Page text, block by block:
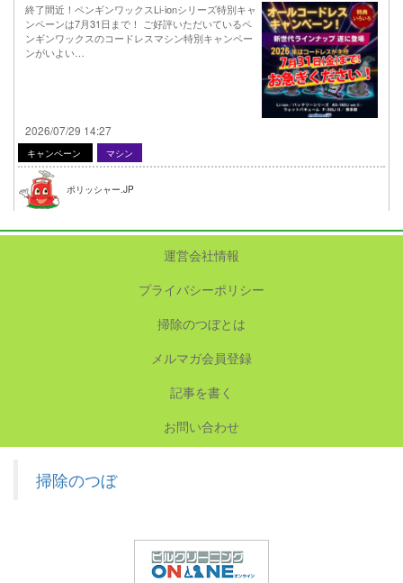
終了間近！ペンギンワックスLi-ionシリーズ特別キャ
ンペーンは7月31日まで！ ご好評いただいているペ
ンギンワックスのコードレスマシン特別キャンペー
ンがいよい…
2026/07/29 14:27
キャンペーン マシン
ポリッシャー.JP
運営会社情報
プライバシーポリシー
掃除のつぼとは
メルマガ会員登録
記事を書く
お問い合わせ
掃除のつぼ